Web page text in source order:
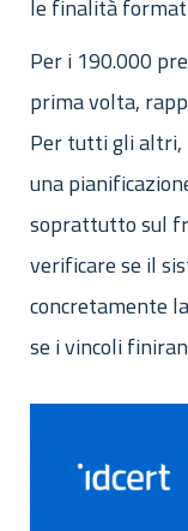
le finalità
Per i 190.000
prima volta,
Per tutti gli altri,
una
soprattutto sul
verificare se il
concretamente
se i vincoli